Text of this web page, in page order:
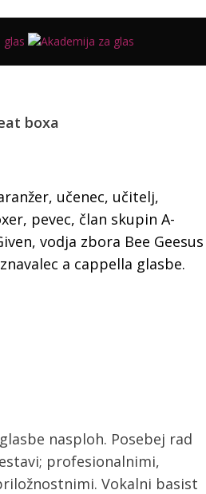
boxa
učenec, učitelj,
pevec, član skupin A-
vodja zbora Bee Geesus
a cappella glasbe.
nasploh. Posebej rad
profesionalnimi,
Vokalni basist